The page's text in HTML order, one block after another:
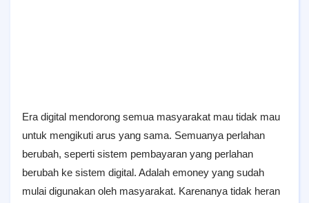
Era digital mendorong semua masyarakat mau tidak mau
untuk mengikuti arus yang sama. Semuanya perlahan
berubah, seperti sistem pembayaran yang perlahan
berubah ke sistem digital. Adalah emoney yang sudah
mulai digunakan oleh masyarakat. Karenanya tidak heran